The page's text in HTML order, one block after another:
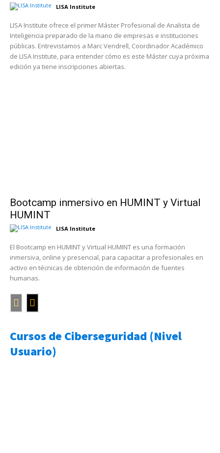
LISA Institute
LISA Institute ofrece el primer Máster Profesional de Analista de
Inteligencia preparado de la mano de empresas e instituciones
públicas. Entrevistamos a Marc Vendrell, Coordinador Académico
de LISA Institute, para entender cómo es este Máster cuya próxima
edición ya tiene inscripciones abiertas.
Bootcamp inmersivo en HUMINT y Virtual
HUMINT
LISA Institute
El Bootcamp en HUMINT y Virtual HUMINT es una formación
inmersiva, online y presencial, para capacitar a profesionales en
activo en técnicas de obtención de información de fuentes
humanas.
Cursos de Ciberseguridad (Nivel
Usuario)